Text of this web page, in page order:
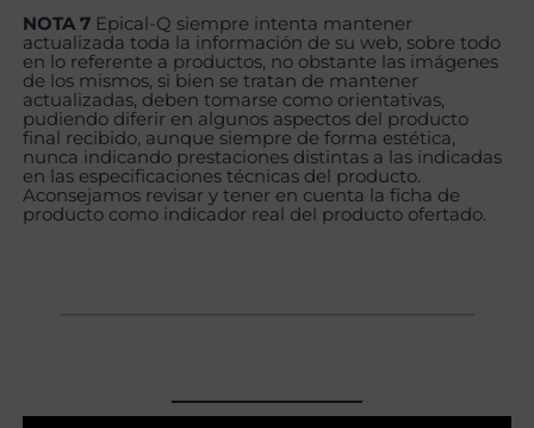
NOTA 7 Epical-Q siempre intenta mantener
actualizada toda la información de su web, sobre todo
en lo referente a productos, no obstante las imágenes
de los mismos, si bien se tratan de mantener
actualizadas, deben tomarse como orientativas,
pudiendo diferir en algunos aspectos del producto
final recibido, aunque siempre de forma estética,
nunca indicando prestaciones distintas a las indicadas
en las especificaciones técnicas del producto.
Aconsejamos revisar y tener en cuenta la ficha de
producto como indicador real del producto ofertado.